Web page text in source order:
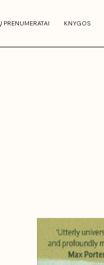
PRENUMERATAI KNYGOS